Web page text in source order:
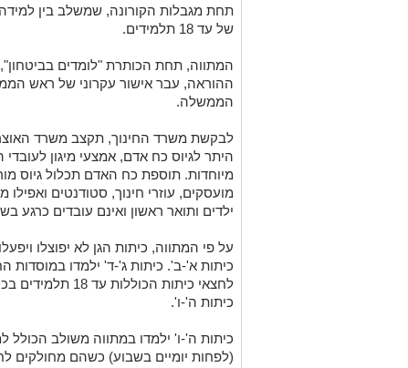
תחת מגבלות הקורונה, שמשלב בין
של עד 18 תלמידים.
המתווה, תחת הכותרת "לומדים
ההוראה, עבר אישור עקרוני של ראש
הממשלה.
היתר לגיוס כח אדם, אמצעי מיגון
מיוחדות. תוספת כח האדם תכלול גיוס
מועסקים, עוזרי חינוך, סטודנטים ואפילו
ילדים ותואר ראשון ואינם עובדים כרגע
על פי המתווה, כיתות הגן לא יפוצלו
כיתות א'-ב'. כיתות ג'-ד' ילמדו
לחצאי כיתות
כיתות ה'-ו'.
כיתות ה'-ו' ילמדו במתווה משולב הכולל